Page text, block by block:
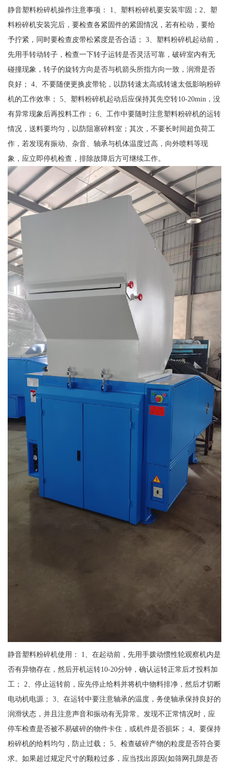
静音塑料粉碎机操作注意事项： 1、塑料粉碎机要安装牢固；2、塑
料粉碎机安装完后，要检查各紧固件的紧固情况，若有松动，要给
予拧紧，同时要检查皮带松紧度是否合适； 3、塑料粉碎机起动前，
先用手转动转子，检查一下转子运转是否灵活可靠，破碎室内有无
碰撞现象，转子的旋转方向是否与机箭头所指方向一致，润滑是否
良好； 4、不要随便更换皮带轮，以防转速太高或转速太低影响粉碎
机的工作效率； 5、塑料粉碎机起动后应保持其先空转10-20min，没
有异常现象后再投料工作； 6、工作中要随时注意塑料粉碎机的运转
情况，送料要均匀，以防阻塞碎料室；其次，不要长时间超负荷工
作，若发现有振动、杂音、轴承与机体温度过高，向外喷料等现
象，应立即停机检查，排除故障后方可继续工作。
静音塑料粉碎机使用： 1、在起动前，先用手拨动惯性轮观察机内是
否有异物存在，然后开机运转10-20分钟，确认运转正常后才投料加
工； 2、停止运转前，应先停止给料并将机中物料排净，然后才切断
电动机电源； 3、在运转中要注意轴承的温度，务使轴承保持良好的
润滑状态，并且注意声音和振动有无异常。发现不正常情况时，应
停车检查是否被不易破碎的物件卡住，或机件是否损坏； 4、要保持
粉碎机的给料均匀，防止过载； 5、检查破碎产物的粒度是否符合要
求。如果超过规定尺寸的颗粒过多，应当找出原因(如筛网孔隙是否